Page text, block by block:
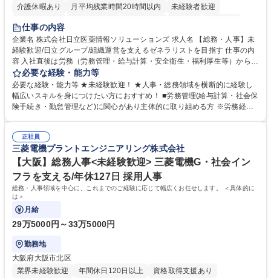
介護休暇あり 月平均残業時間20時間以内
未経験者歓迎
住宅手当あり
育休あり
完全週休2日制 交通費支給 土日祝休み 寮・社宅あり
仕事の内容
企業名 株式会社日立医薬情報ソリューションズ 求人名 【総務・人事】未
経験歓迎/日立グループ/組織運営を支えるゼネラリストを目指す 仕事の内
容 入社直後は労務（労務管理・給与計算・安全衛生・福利厚生等）からお
任せいたします。将来は総務・採用・教育業務へ守備範囲を広げ、組織運
営を支えるゼネラリストをめざせます。 ・初期業務：労働時間管理、給与
計算、社会保険対応、福利厚生管理、安全衛生、健康経営推進等をお任せ
します。ご経験に応じて、休職者管理など、幅広く経験を積んでいただき
幅広く経験を積みたい意欲がある方に最適な環境です。 募集職種 【総
務・人事】未経験歓迎/日立グループ/組織運営を支えるゼネラリストを目
指す
必要な経験・能力等
必要な経験・能力等 ★未経験歓迎！ ★人事・総務領域を横断的に経験し
幅広いスキルを身につけたい方におすすめ！ ■労務管理(給与計算・社会保
険手続き・勤怠管理など)に関心があり主体的に取り組める方 ※労務経験
のご経験 ■労務管理（給与計算・社会保険手続き・勤怠管理など）の経験
■衛生管理者の資格をお持ちの方 学歴・資格 学歴：大学院 大学 高専 短大
専修学校 高校 語学力： 資格：
正社員
三菱電機プラントエンジニアリング株式会社
【大阪】総務人事<未経験歓迎> 三菱電機G・社会イン
フラを支える/年休127日 採用人事
総務・人事領域を中心に、これまでのご経験に応じて幅広くお任せします。 ＜具体的に
は＞
月給
29万5000円～33万5000円
勤務地
大阪府大阪市北区
業界未経験歓迎
年間休日120日以上
資格取得支援あり